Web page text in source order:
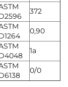
372
0,90
1a
0/0